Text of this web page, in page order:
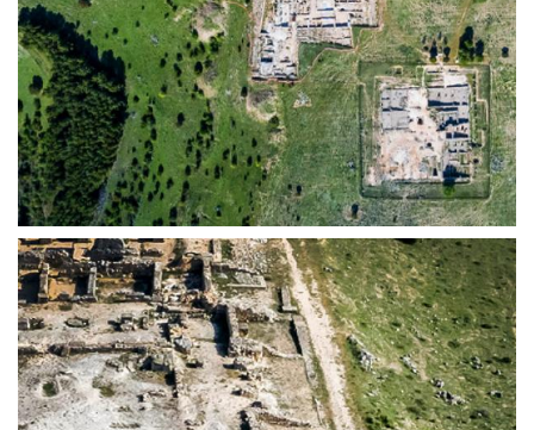
TRAMA URBANA | ERCÁVICA